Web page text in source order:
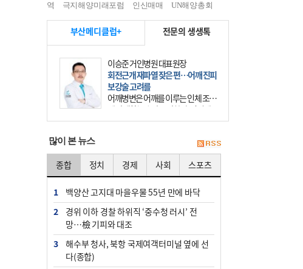
역
극지해양미래포럼 인신매매 UN해양총회
부산메디클럽+ 전문의 생생톡
이승준 거인병원 대표원장
회전근개 재파열 잦은 편…어깨 진피
보강술 고려를
어깨병변은 어깨를 이루는 인체 조직
에 발생하는 손상을 말한다. 여기에
는 오십견과 회전근개 증후군, 어깨
많이 본 뉴스
종합 정치 경제 사회 스포츠
1
백양산 고지대 마을우물 55년 만에 바닥
2
경위 이하 경찰 하위직 ‘중수청 러시’ 전
망…檢 기피와 대조
3
해수부 청사, 북항 국제여객터미널 옆에 선
다(종합)